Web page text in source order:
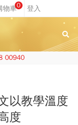
0
00940
以教學溫度
度